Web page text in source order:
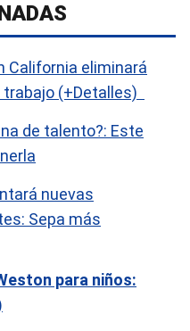
California eliminará
(+Detalles)
de talento?: Este
nuevas
Sepa más
para niños: